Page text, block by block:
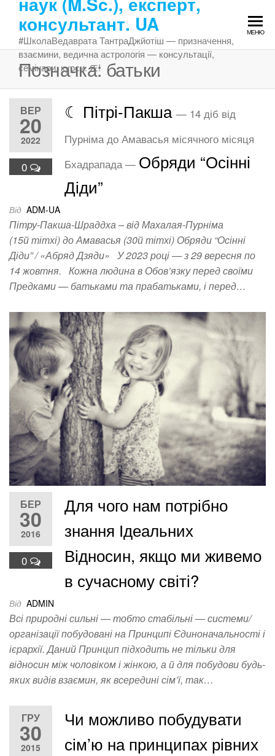
Перейти
змістуконсультант. UA
#ШколаВедаврата ТантраДжйотіш — призначення,
взаємини, ведична астрологія — консультації,
семінари, курси. Ԙ!
МЕНЮ
Позначка: батьки
ВЕР
20
2022
0
☾ Пітрі-Пакша — 14 діб від
Пурніма до Амавасья місячного місяця
Бхадрапада — Обряди “Осінні
Діди”
Від ADM-UA
Пітру-Пакша-Шраддха – від Махалая-Пурніма
(15й тітхі) до Амавасья (30й тітхі) Обряди “Осінні
Діди” / «Абряд Дзяди» У 2023 році — з 29 вересня по
14 жовтня. Кожна людина в Обов’язку перед своїми
Предками — батьками та прабатьками, і перед…
БЕР
30
2016
0
Для чого нам потрібно
знання Ідеальних
Відносин, якщо ми живемо
в сучасному світі?
Від ADMIN
Всі природні сильні — тобто стабільні — системи/
організації побудовані на Принципі Єдиноначальності і
ієрархії. Даний Принцип підходить не тільки для
відносин між чоловіком і жінкою, а й для побудови будь-
яких видів взаємин, як всередині сім’ї, так…
ГРУ
30
2015
Чи можливо побудувати
сім’ю на принципах рівних